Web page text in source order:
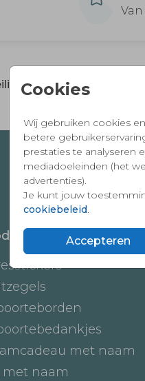
Cookies
Wij gebruiken cookies
betere
prestaties te analyseren
mediadoeleinden (het
advertenties).
Je kunt jouw
cookiebeleid.
Accepteren
en vertrouwd winkelen
met naam
met naam